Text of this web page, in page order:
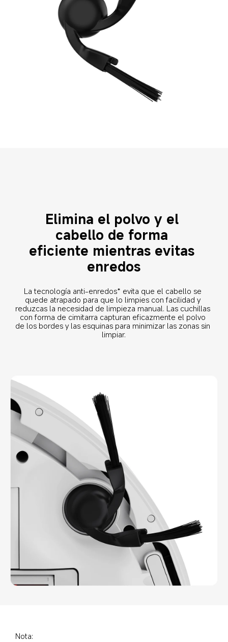
Elimina el polvo y el
cabello de forma
eficiente mientras evitas
enredos
La tecnología anti-enredos* evita que el cabello se
quede atrapado para que lo limpies con facilidad y
reduzcas la necesidad de limpieza manual. Las cuchillas
con forma de cimitarra capturan eficazmente el polvo
de los bordes y las esquinas para minimizar las zonas sin
limpiar.
Nota: